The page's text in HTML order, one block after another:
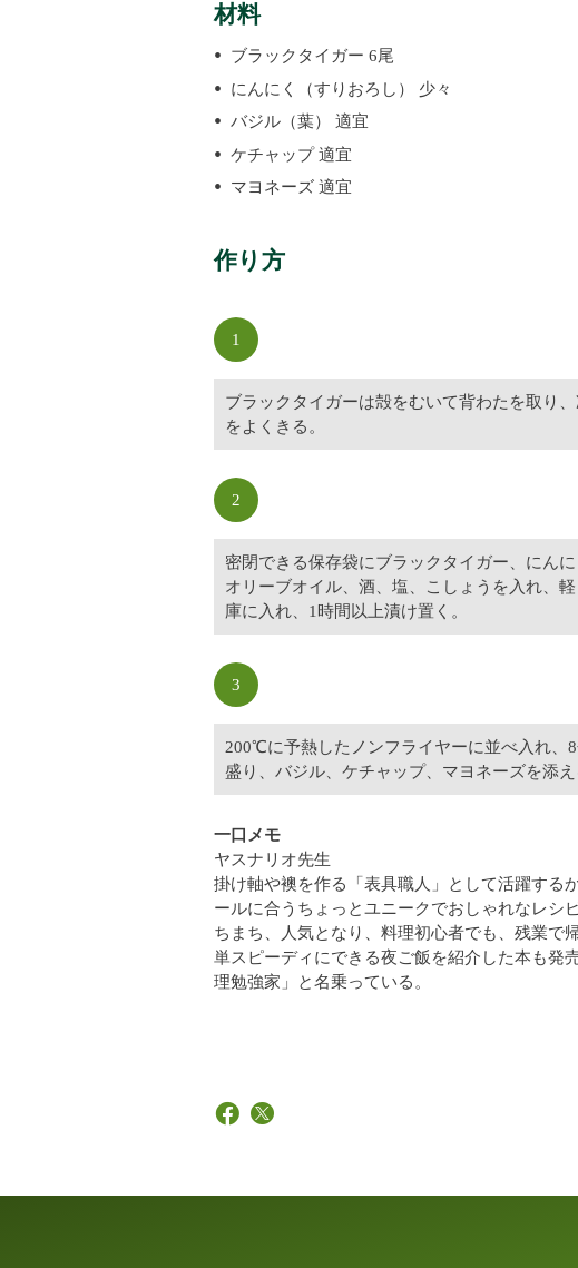
材料
ブラックタイガー 6尾
にんにく（すりおろし） 少々
バジル（葉） 適宜
ケチャップ 適宜
マヨネーズ 適宜
作り方
1
ブラックタイガーは殻をむいて背わたを取り
をよくきる。
2
密閉できる保存袋にブラックタイガー、にんに
オリーブオイル、酒、塩、こしょうを入れ、
庫に入れ、1時間以上漬け置く。
3
200℃に予熱したノンフライヤーに並べ入れ、
盛り、バジル、ケチャップ、マヨネーズを添え
一口メモ
ヤスナリオ先生
掛け軸や襖を作る「表具職人」として活躍する
ールに合うちょっとユニークでおしゃれなレシ
ちまち、人気となり、料理初心者でも、残業で
単スピーディにできる夜ご飯を紹介した本も発
理勉強家」と名乗っている。